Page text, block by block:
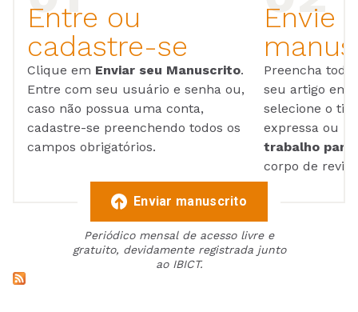
Entre ou
cadastre-se
Clique em Enviar seu Manuscrito.
Entre com seu usuário e senha ou,
caso não possua uma conta,
cadastre-se preenchendo todos os
campos obrigatórios.
Envie
Preencha
seu artigo em
selecione o
expressa ou
trabalho para
corpo de
Enviar manuscrito
Periódico mensal de acesso livre e
gratuito, devidamente registrada junto
ao IBICT.